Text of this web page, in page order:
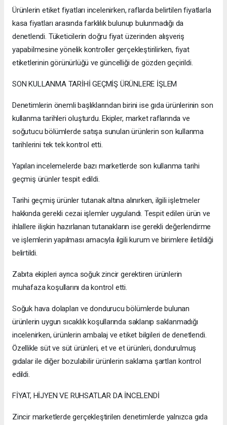
Ürünlerin etiket fiyatları incelenirken, raflarda belirtilen fiyatlarla
kasa fiyatları arasında farklılık bulunup bulunmadığı da
denetlendi. Tüketicilerin doğru fiyat üzerinden alışveriş
yapabilmesine yönelik kontroller gerçekleştirilirken, fiyat
etiketlerinin görünürlüğü ve güncelliği de gözden geçirildi.
SON KULLANMA TARİHİ GEÇMİŞ ÜRÜNLERE İŞLEM
Denetimlerin önemli başlıklarından birini ise gıda ürünlerinin son
kullanma tarihleri oluşturdu. Ekipler, market raflarında ve
soğutucu bölümlerde satışa sunulan ürünlerin son kullanma
tarihlerini tek tek kontrol etti.
Yapılan incelemelerde bazı marketlerde son kullanma tarihi
geçmiş ürünler tespit edildi.
Tarihi geçmiş ürünler tutanak altına alınırken, ilgili işletmeler
hakkında gerekli cezai işlemler uygulandı. Tespit edilen ürün ve
ihlallere ilişkin hazırlanan tutanakların ise gerekli değerlendirme
ve işlemlerin yapılması amacıyla ilgili kurum ve birimlere iletildiği
belirtildi.
Zabıta ekipleri ayrıca soğuk zincir gerektiren ürünlerin
muhafaza koşullarını da kontrol etti.
Soğuk hava dolapları ve dondurucu bölümlerde bulunan
ürünlerin uygun sıcaklık koşullarında saklanıp saklanmadığı
incelenirken, ürünlerin ambalaj ve etiket bilgileri de denetlendi.
Özellikle süt ve süt ürünleri, et ve et ürünleri, dondurulmuş
gıdalar ile diğer bozulabilir ürünlerin saklama şartları kontrol
edildi.
FİYAT, HİJYEN VE RUHSATLAR DA İNCELENDİ
Zincir marketlerde gerçekleştirilen denetimlerde yalnızca gıda